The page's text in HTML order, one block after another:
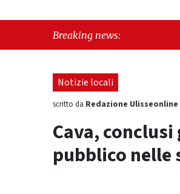
Breaking news:
Notizie locali
scritto da Redazione Ulisseonline
Cava,
pubblico nelle